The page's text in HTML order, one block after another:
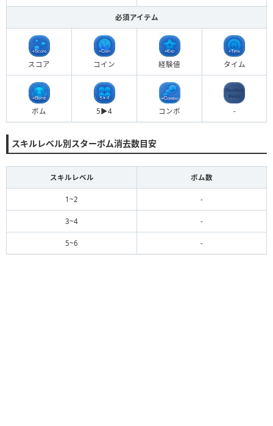
必須アイテム
スコア コイン 経験値 タイム
ボム 5▶︎4 コンボ -
スキルレベル別スターボム消去数目安
スキルレベル ボム数
1~2 -
3~4 -
5~6 -